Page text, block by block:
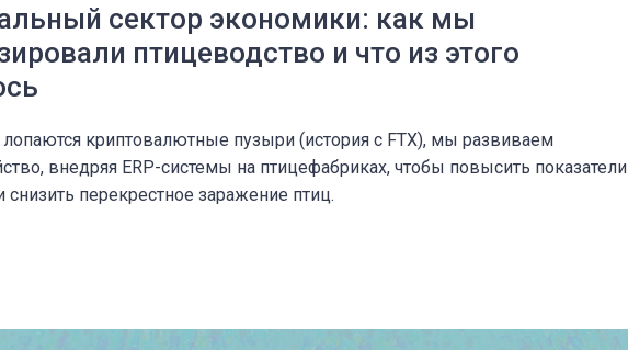
сектор экономики: как мы
птицеводство и что из этого
криптовалютные пузыри (история с FTX), мы развиваем
внедряя ERP-системы на птицефабриках, чтобы повысить показатели
снизить перекрестное заражение птиц.